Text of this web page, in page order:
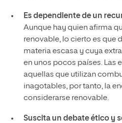
Es dependiente de un
Aunque hay quien afirma
renovable, lo cierto es que
materia escasa y cuya
en unos pocos países. Las
aquellas que utilizan
inagotables, por tanto, la
considerarse renovable.
Suscita un debate ético y